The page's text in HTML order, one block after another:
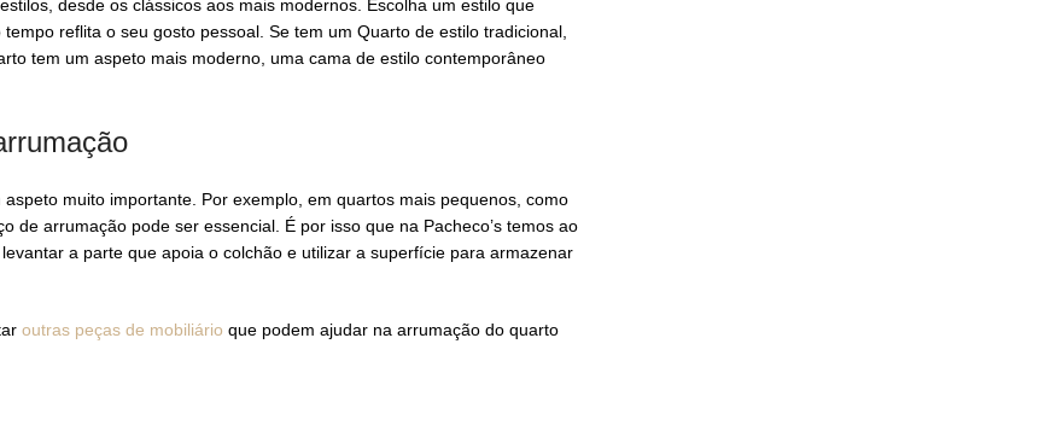
desde os clássicos aos mais modernos. Escolha um estilo que
reflita o seu gosto pessoal. Se tem um Quarto de estilo tradicional,
tem um aspeto mais moderno, uma cama de estilo contemporâneo
muito importante. Por exemplo, em quartos mais pequenos, como
arrumação pode ser essencial. É por isso que na Pacheco’s temos ao
a parte que apoia o colchão e utilizar a superfície para armazenar
outras peças de mobiliário que podem ajudar na arrumação do quarto